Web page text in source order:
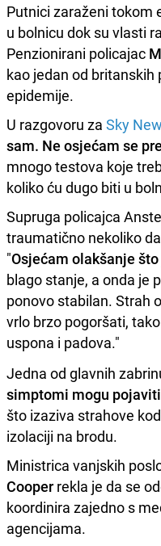
Putnici zaraženi tokom
u bolnicu dok su vlasti
Penzionirani policajac
kao jedan od
epidemije.
U razgovoru za Sky
sam. Ne osjećam se
mnogo testova koje
koliko ću dugo biti u
Supruga policajca
traumatično nekoliko
"Osjećam olakšanje
blago stanje, a onda je
ponovo stabilan. Strah
vrlo brzo pogoršati,
uspona i padova."
Jedna od glavnih
simptomi mogu
što izaziva strahove
izolaciji na brodu.
Ministrica vanjskih
Cooper rekla je da se
koordinira zajedno s
agencijama.